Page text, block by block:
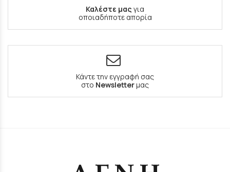
Καλέστε μας για
οποιαδήποτε απορία
Κάντε την εγγραφή σας
στο Newsletterμας